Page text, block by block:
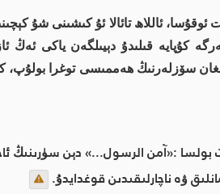
ئاللاھ تائالا ئۇ كىشىنى شۇ كېچىنىڭ
كۇپايە قىلىدۇ دېيىلگەن ياكى ئەڭ
سۆزلەرنىڭ ھەممىسى توغرا
بولسا :«آمن الرسول...» دېن سۈرىنىڭ
ۋە ناچارلىقىدىن قوغدايدۇ.